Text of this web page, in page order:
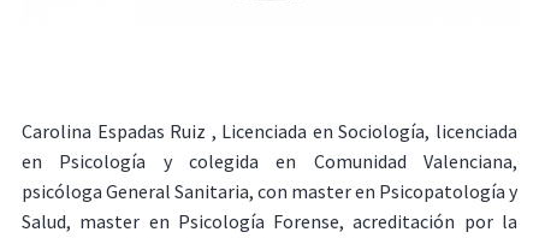
Carolina Espadas Ruiz , Licenciada en Sociología, licenciada
en Psicología y colegida en Comunidad Valenciana,
psicóloga General Sanitaria, con master en Psicopatología y
Salud, master en Psicología Forense, acreditación por la